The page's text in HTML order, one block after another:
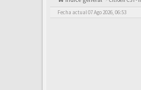
Fecha actual 07 Ago 2026, 06:53